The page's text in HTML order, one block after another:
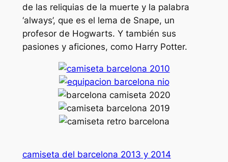
de las reliquias de la muerte y la palabra
‘always’, que es el lema de Snape, un
profesor de Hogwarts. Y también sus
pasiones y aficiones, como Harry Potter.
camiseta del barcelona 2013 y 2014